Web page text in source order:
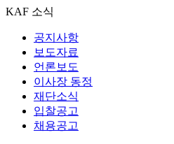
KAF 소식
공지사항
보도자료
언론보도
이사장 동정
재단소식
입찰공고
채용공고